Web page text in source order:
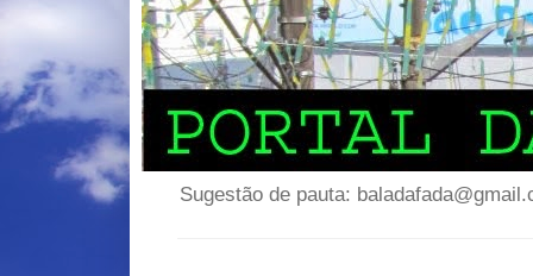
Sugestão de pauta: